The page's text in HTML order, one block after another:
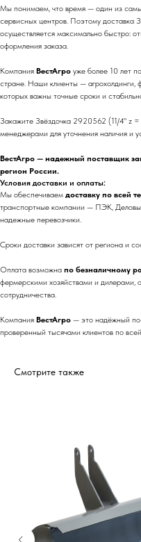
Мы понимаем, что время — один из
сервисных центров. Поэтому
осуществляется максимально быстро:
оформления заказа.
Компания ВестАгро уже более 10 лет
стране. Наши клиенты — агрохолдинги,
которых важны точные сроки и
Закажите Звёздочка 2920562 (11/4" z
менеджерами для уточнения наличия и
ВестАгро — надежный поставщик
регион России.
Условия доставки и оплаты:
Мы обеспечиваем доставку по всей
транспортные компании — ПЭК,
надежные перевозчики.
Сроки доставки зависят от региона и
Оплата возможна по безналичному
фермерскими хозяйствами и дилерами,
сотрудничества.
Компания ВестАгро — это надёжный
проверенный тысячами клиентов по
Смотрите также